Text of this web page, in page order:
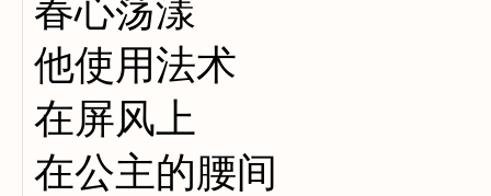
春心荡漾
他使用法术
在屏风上
在公主的腰间